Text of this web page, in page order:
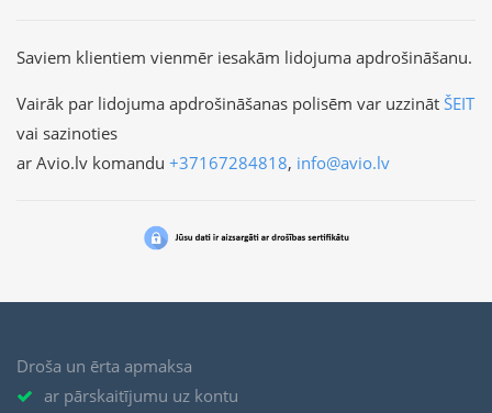
Saviem klientiem vienmēr iesakām lidojuma apdrošināšanu.
Vairāk par lidojuma apdrošināšanas polisēm var uzzināt ŠEIT
vai sazinoties
ar Avio.lv komandu +37167284818, info@avio.lv
Droša un ērta apmaksa
ar pārskaitījumu uz kontu